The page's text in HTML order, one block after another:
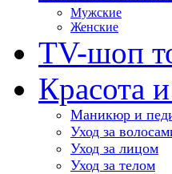
Мужские
Женские
TV-шоп
Красота
Маникюр и
Уход за
Уход за лицом
Уход за телом